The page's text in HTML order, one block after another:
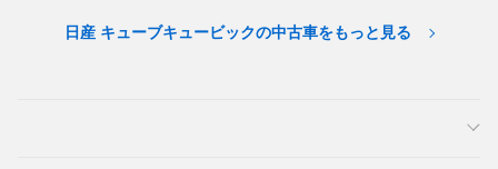
日産 キューブキュービックの中古車をもっと見る